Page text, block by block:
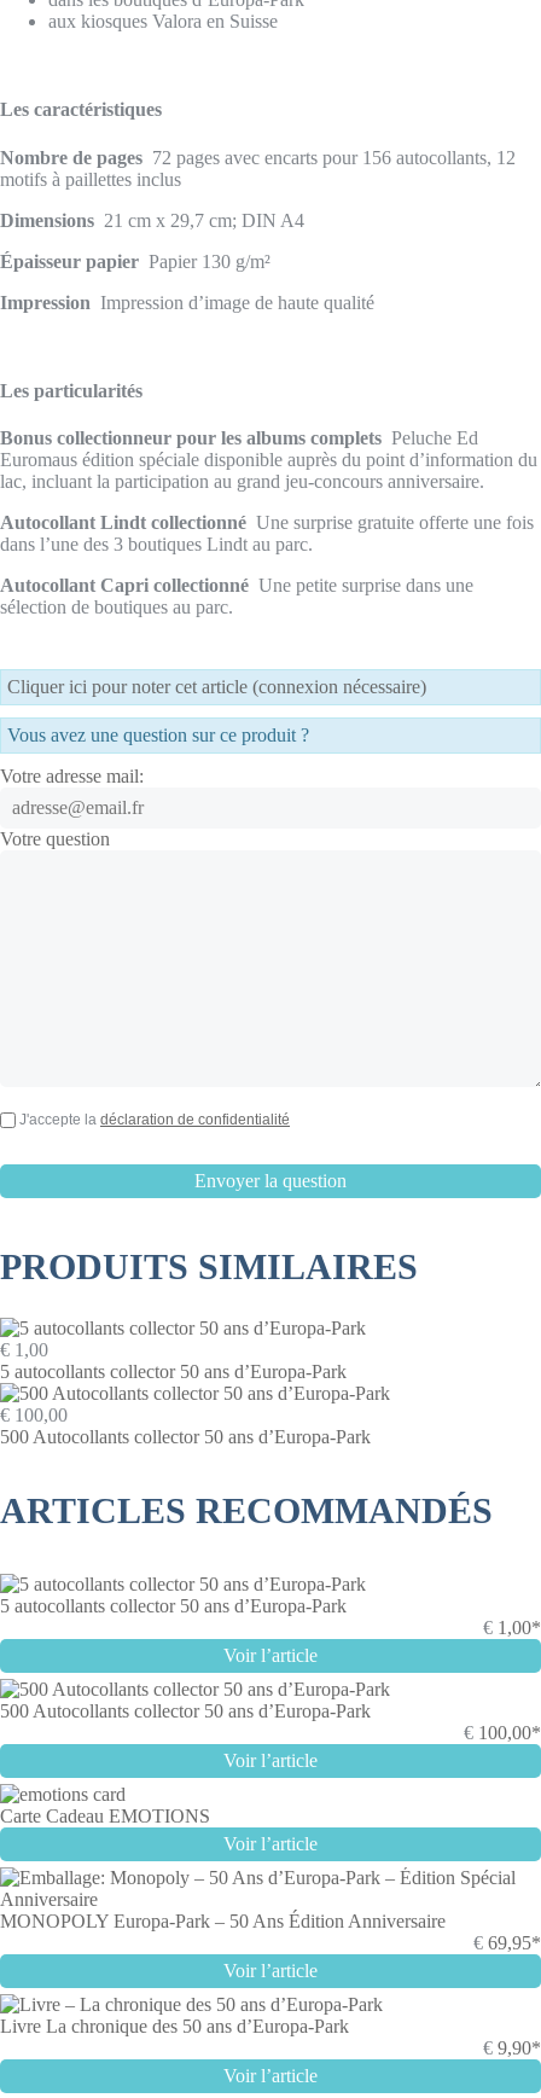
aux kiosques Valora en Suisse
Les caractéristiques
Nombre de pages 72 pages avec encarts pour 156 autocollants, 12
motifs à paillettes inclus
Dimensions 21 cm x 29,7 cm; DIN A4
Épaisseur papier Papier 130 g/m²
Impression Impression d’image de haute qualité
Les particularités
Bonus collectionneur pour les albums complets Peluche Ed
Euromaus édition spéciale disponible auprès du point d’information du
lac, incluant la participation au grand jeu-concours anniversaire.
Autocollant Lindt collectionné Une surprise gratuite offerte une fois
dans l’une des 3 boutiques Lindt au parc.
Autocollant Capri collectionné Une petite surprise dans une
sélection de boutiques au parc.
Cliquer ici pour noter cet article (connexion nécessaire)
Vous avez une question sur ce produit ?
Votre adresse mail:
Votre question
J'accepte la déclaration de confidentialité
PRODUITS SIMILAIRES
€ 1,00
5 autocollants collector 50 ans d’Europa-Park
€ 100,00
500 Autocollants collector 50 ans d’Europa-Park
ARTICLES RECOMMANDÉS
5 autocollants collector 50 ans d’Europa-Park
€ 1,00*
Voir l’article
500 Autocollants collector 50 ans d’Europa-Park
€ 100,00*
Voir l’article
Carte Cadeau EMOTIONS
Voir l’article
MONOPOLY Europa-Park – 50 Ans Édition Anniversaire
€ 69,95*
Voir l’article
Livre La chronique des 50 ans d’Europa-Park
€ 9,90*
Voir l’article